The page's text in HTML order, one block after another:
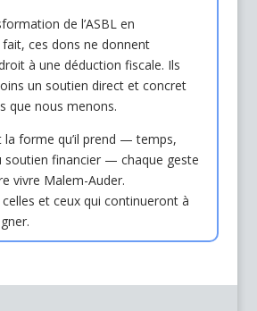
de l’ASBL en
ces dons ne donnent
à une déduction fiscale. Ils
un soutien direct et concret
que nous menons.
la forme qu’il prend — temps,
soutien financier — chaque geste
vivre Malem-Auder.
et ceux qui continueront à